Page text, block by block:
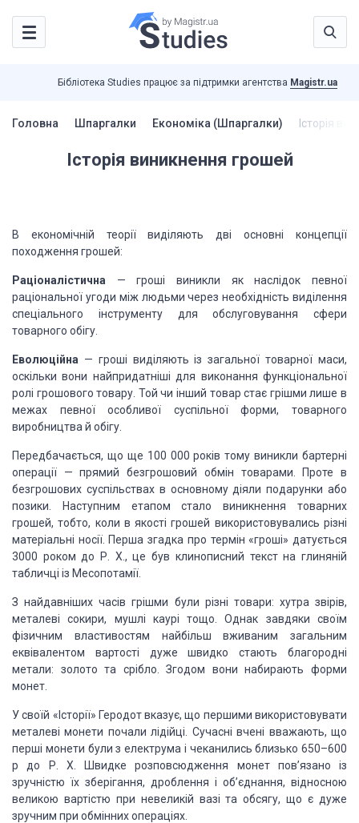
Бібліотека Studies працює за підтримки агентства Magistr.ua
Головна Шпаргалки Економіка (Шпаргалки) Історія
Історія виникнення грошей
В економічній теорії виділяють дві основні концепції
походження грошей:
Раціоналістична — гроші виникли як наслідок певної
раціональної угоди між людьми через необхідність виділення
спеціального інструменту для обслуговування сфери
товарного обігу.
Еволюційна — гроші виділяють із загальної товарної маси,
оскільки вони найпридатніші для виконання функціональної
ролі грошового товару. Той чи інший товар стає грішми лише в
межах певної особливої суспільної форми, товарного
виробництва й обігу.
Передбачається, що ще 100 000 років тому виникли бартерні
операції — прямий безгрошовий обмін товарами. Проте в
безгрошових суспільствах в основному діяли подарунки або
позики. Наступним етапом стало виникнення товарних
грошей, тобто, коли в якості грошей використовувались різні
матеріальні носії. Перша згадка про термін «гроші» датується
3000 роком до Р. Х., це був клинописний текст на глиняній
табличці із Месопотамії.
З найдавніших часів грішми були різні товари: хутра звірів,
металеві сокири, мушлі каурі тощо. Однак завдяки своїм
фізичним властивостям найбільш вживаним загальним
еквівалентом вартості дуже швидко стають благородні
метали: золото та срібло. Згодом вони набирають форми
монет.
У своїй «Історії» Геродот вказує, що першими використовувати
металеві монети почали лідійці. Сучасні вчені вважають, що
перші монети були з електрума і чеканились близько 650–600
р до Р. Х. Швидке розповсюдження монет пов’язано із
зручністю їх зберігання, дроблення і об’єднання, відносною
великою вартістю при невеликій вазі та обсягу, що є дуже
зручним при обмінних операціях.